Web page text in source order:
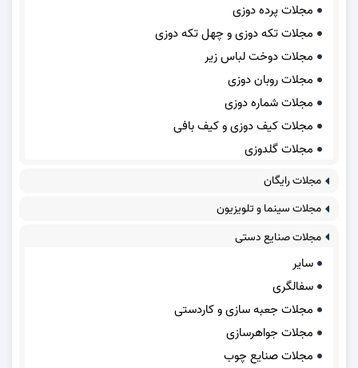
مجلات پرده دوزی
مجلات تکه دوزی و چهل تکه دوزی
مجلات دوخت لباس زیر
مجلات روبان دوزی
مجلات شماره دوزی
مجلات کیف دوزی و کیف بافی
مجلات گلدوزی
مجلات رایگان
مجلات سینما و تلویزیون
مجلات صنایع دستی
سایر
سفالگری
مجلات جعبه سازی و کاردستی
مجلات جواهرسازی
مجلات صنایع چوب